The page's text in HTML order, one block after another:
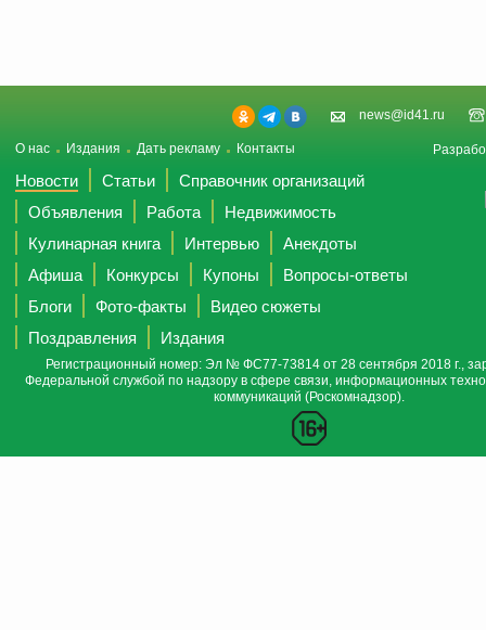
news@id41.ru
О нас Издания Дать рекламу Контакты
Новости Статьи
Справочник организаций
Объявления
Работа
Недвижимость
Кулинарная книга
Интервью
Анекдоты
Афиша
Конкурсы Купоны
Вопросы-ответы
Блоги
Фото-факты
Видео сюжеты
Поздравления
Издания
Регистрационный номер: Эл № ФС77-73814 от 28 сентября 2018 г.,
Федеральной службой по надзору в сфере связи, информационных
коммуникаций (Роскомнадзор).